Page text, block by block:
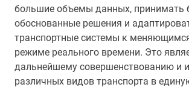
большие объемы данных, принимать
обоснованные решения и
транспортные системы к
режиме реального времени. Это
дальнейшему совершенствованию и
различных видов транспорта в